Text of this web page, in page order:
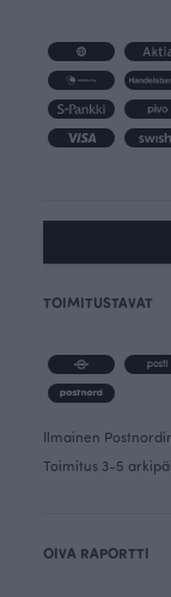
TOIMITUSTAVAT
Ilmainen
Toimitus 3-5
OIVA RAPORTTI